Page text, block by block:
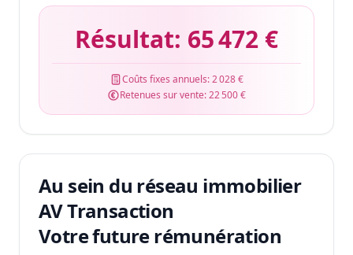
Résultat: 65 472 €
Coûts fixes annuels:2 028 €
Retenues sur vente:22 500 €
Au sein du réseau immobilier
AV Transaction
Votre future rémunération